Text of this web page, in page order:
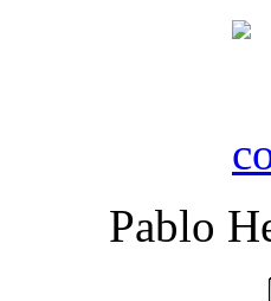
Pablo